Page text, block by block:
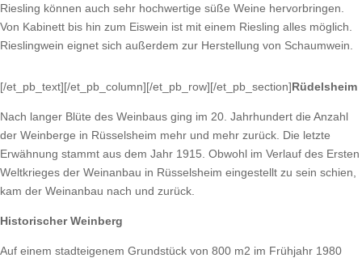
Riesling können auch sehr hochwertige süße Weine hervorbringen.
Von Kabinett bis hin zum Eiswein ist mit einem Riesling alles möglich.
Rieslingwein eignet sich außerdem zur Herstellung von Schaumwein.
[/et_pb_text][/et_pb_column][/et_pb_row][/et_pb_section]Rüdelsheim
Nach langer Blüte des Weinbaus ging im 20. Jahrhundert die Anzahl
der Weinberge in Rüsselsheim mehr und mehr zurück. Die letzte
Erwähnung stammt aus dem Jahr 1915. Obwohl im Verlauf des Ersten
Weltkrieges der Weinanbau in Rüsselsheim eingestellt zu sein schien,
kam der Weinanbau nach und zurück.
Historischer Weinberg
Auf einem stadteigenem Grundstück von 800 m2 im Frühjahr 1980